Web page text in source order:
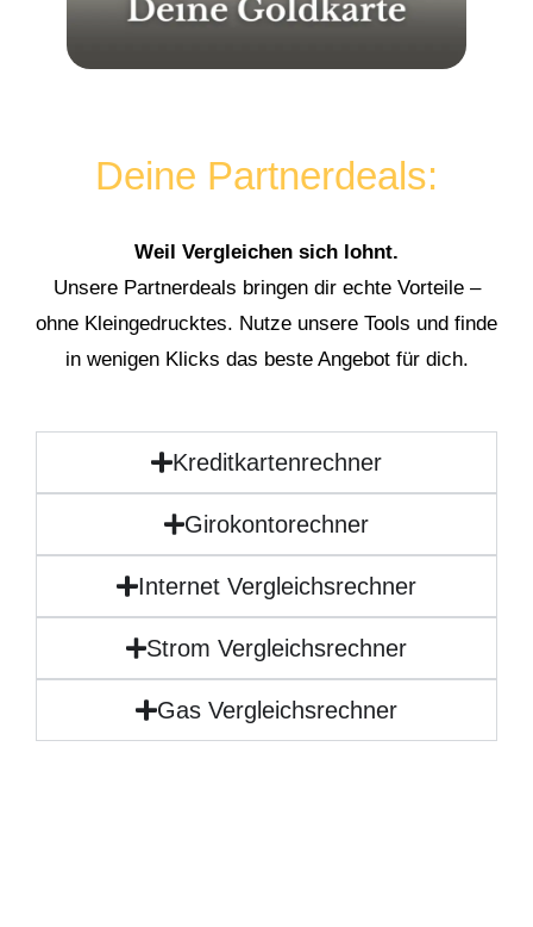
Deine Partnerdeals:
Weil Vergleichen sich lohnt.
Unsere Partnerdeals bringen dir echte Vorteile –
ohne Kleingedrucktes. Nutze unsere Tools und finde
in wenigen Klicks das beste Angebot für dich.
Kreditkartenrechner
Girokontorechner
Internet Vergleichsrechner
Strom Vergleichsrechner
Gas Vergleichsrechner